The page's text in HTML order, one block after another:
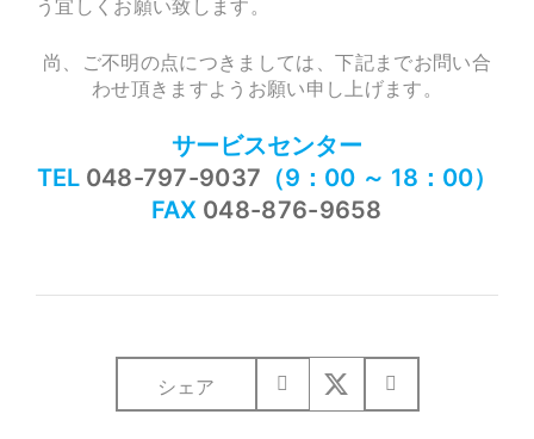
う宜しくお願い致します。
尚、ご不明の点につきましては、下記までお問い合
わせ頂きますようお願い申し上げます。
サービスセンター
TEL 048-797-9037 （9：00 ～ 18：00）
FAX 048-876-9658
シェア